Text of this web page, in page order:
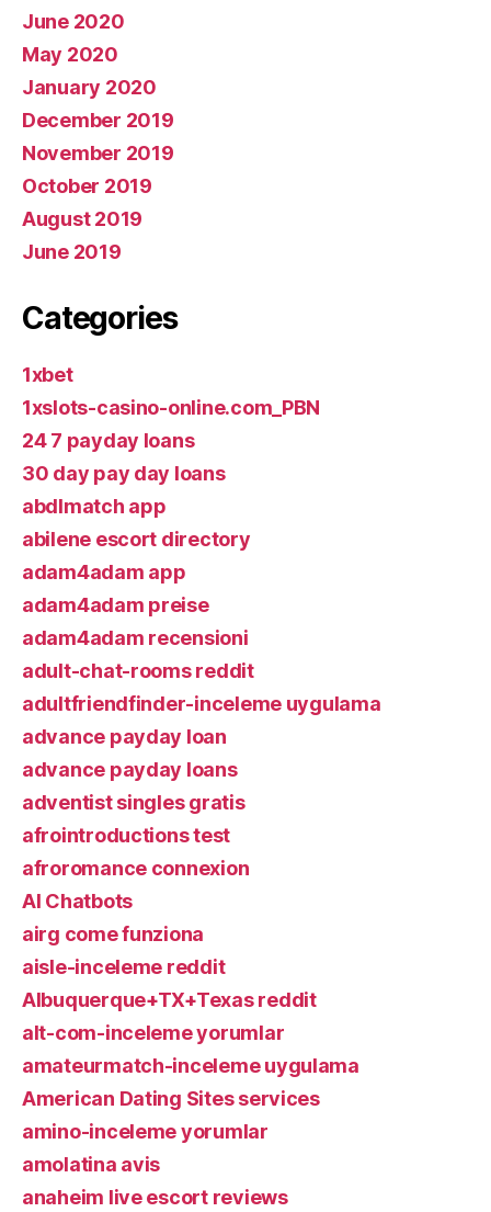
June 2020
May 2020
January 2020
December 2019
November 2019
October 2019
August 2019
June 2019
Categories
1xbet
1xslots-casino-online.com_PBN
24 7 payday loans
30 day pay day loans
abdlmatch app
abilene escort directory
adam4adam app
adam4adam preise
adam4adam recensioni
adult-chat-rooms reddit
adultfriendfinder-inceleme uygulama
advance payday loan
advance payday loans
adventist singles gratis
afrointroductions test
afroromance connexion
AI Chatbots
airg come funziona
aisle-inceleme reddit
Albuquerque+TX+Texas reddit
alt-com-inceleme yorumlar
amateurmatch-inceleme uygulama
American Dating Sites services
amino-inceleme yorumlar
amolatina avis
anaheim live escort reviews